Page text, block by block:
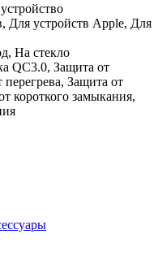
Для устройств Apple, Для
На стекло
QC3.0, Защита от
перегрева, Защита от
короткого замыкания,